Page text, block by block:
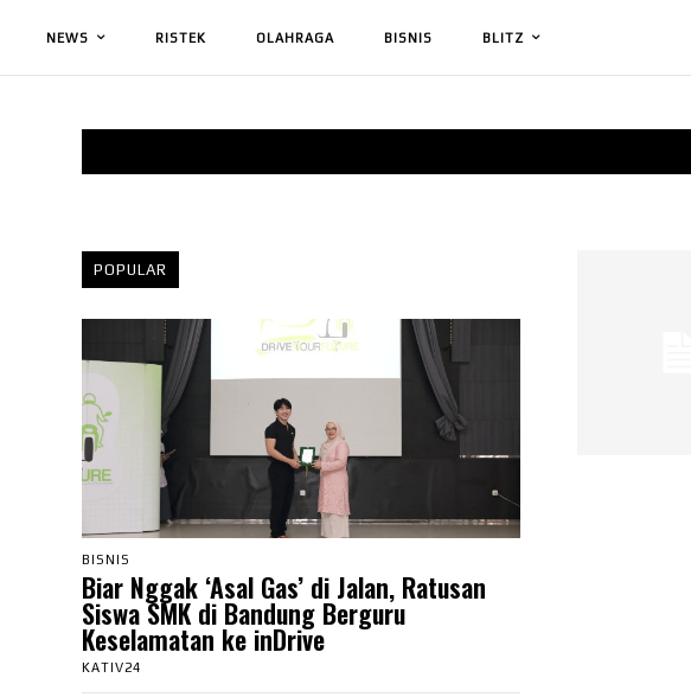
NEWS RISTEK OLAHRAGA BISNIS BLITZ
POPULAR
BISNIS
Biar Nggak ‘Asal Gas’ di Jalan, Ratusan
Siswa SMK di Bandung Berguru
Keselamatan ke inDrive
KATIV24